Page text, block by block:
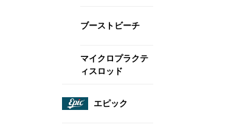
ブーストビーチ
マイクロプラクテ
ィスロッド
エピック